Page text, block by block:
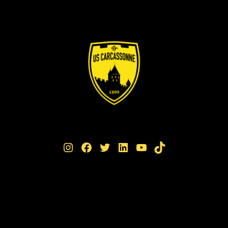
Instagram Facebook Twitter LinkedIn YouTube TikTok